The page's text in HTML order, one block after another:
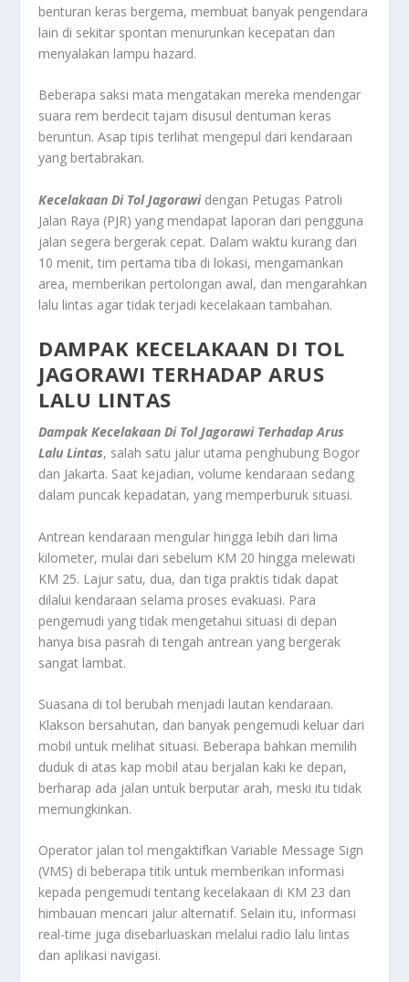
benturan keras bergema, membuat banyak pengendara
lain di sekitar spontan menurunkan kecepatan dan
menyalakan lampu hazard.
Beberapa saksi mata mengatakan mereka mendengar
suara rem berdecit tajam disusul dentuman keras
beruntun. Asap tipis terlihat mengepul dari kendaraan
yang bertabrakan.
Kecelakaan Di Tol Jagorawi dengan Petugas Patroli
Jalan Raya (PJR) yang mendapat laporan dari pengguna
jalan segera bergerak cepat. Dalam waktu kurang dari
10 menit, tim pertama tiba di lokasi, mengamankan
area, memberikan pertolongan awal, dan mengarahkan
lalu lintas agar tidak terjadi kecelakaan tambahan.
DAMPAK KECELAKAAN DI TOL
JAGORAWI TERHADAP ARUS
LALU LINTAS
Dampak Kecelakaan Di Tol Jagorawi Terhadap Arus
Lalu Lintas, salah satu jalur utama penghubung Bogor
dan Jakarta. Saat kejadian, volume kendaraan sedang
dalam puncak kepadatan, yang memperburuk situasi.
Antrean kendaraan mengular hingga lebih dari lima
kilometer, mulai dari sebelum KM 20 hingga melewati
KM 25. Lajur satu, dua, dan tiga praktis tidak dapat
dilalui kendaraan selama proses evakuasi. Para
pengemudi yang tidak mengetahui situasi di depan
hanya bisa pasrah di tengah antrean yang bergerak
sangat lambat.
Suasana di tol berubah menjadi lautan kendaraan.
Klakson bersahutan, dan banyak pengemudi keluar dari
mobil untuk melihat situasi. Beberapa bahkan memilih
duduk di atas kap mobil atau berjalan kaki ke depan,
berharap ada jalan untuk berputar arah, meski itu tidak
memungkinkan.
Operator jalan tol mengaktifkan Variable Message Sign
(VMS) di beberapa titik untuk memberikan informasi
kepada pengemudi tentang kecelakaan di KM 23 dan
himbauan mencari jalur alternatif. Selain itu, informasi
real-time juga disebarluaskan melalui radio lalu lintas
dan aplikasi navigasi.